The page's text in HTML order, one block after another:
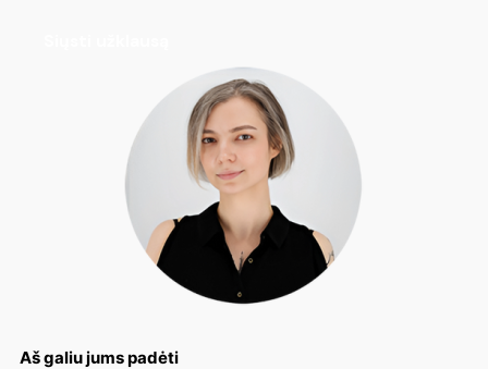
Aš galiu jums padėti